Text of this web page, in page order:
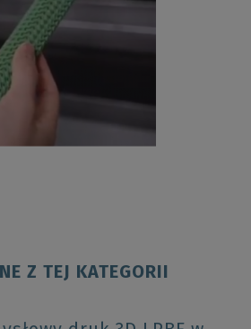
Z TEJ KATEGORII